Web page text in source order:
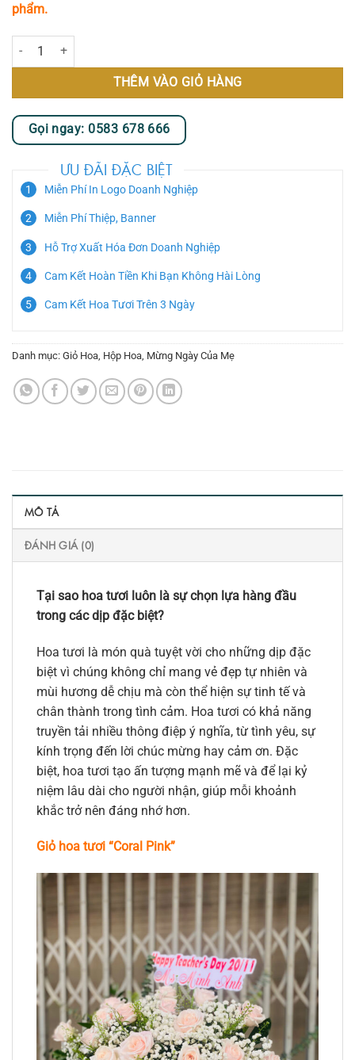
phẩm.
Coral Pink số lượng
THÊM VÀO GIỎ HÀNG
Gọi ngay: 0583 678 666
ƯU ĐÃI ĐẶC BIỆT
Miễn Phí In Logo Doanh Nghiệp
Miễn Phí Thiệp, Banner
Hỗ Trợ Xuất Hóa Đơn Doanh Nghiệp
Cam Kết Hoàn Tiền Khi Bạn Không Hài Lòng
Cam Kết Hoa Tươi Trên 3 Ngày
Danh mục: Giỏ Hoa Hộp Hoa Mừng Ngày Của Mẹ
MÔ TẢ
ĐÁNH GIÁ (0)
Tại sao hoa tươi luôn là sự chọn lựa hàng đầu
trong các dịp đặc biệt?
Hoa tươi là món quà tuyệt vời cho những dịp đặc
biệt vì chúng không chỉ mang vẻ đẹp tự nhiên và
mùi hương dễ chịu mà còn thể hiện sự tinh tế và
chân thành trong tình cảm. Hoa tươi có khả năng
truyền tải nhiều thông điệp ý nghĩa, từ tình yêu, sự
kính trọng đến lời chúc mừng hay cảm ơn. Đặc
biệt, hoa tươi tạo ấn tượng mạnh mẽ và để lại kỷ
niệm lâu dài cho người nhận, giúp mỗi khoảnh
khắc trở nên đáng nhớ hơn.
Giỏ hoa tươi “Coral Pink”